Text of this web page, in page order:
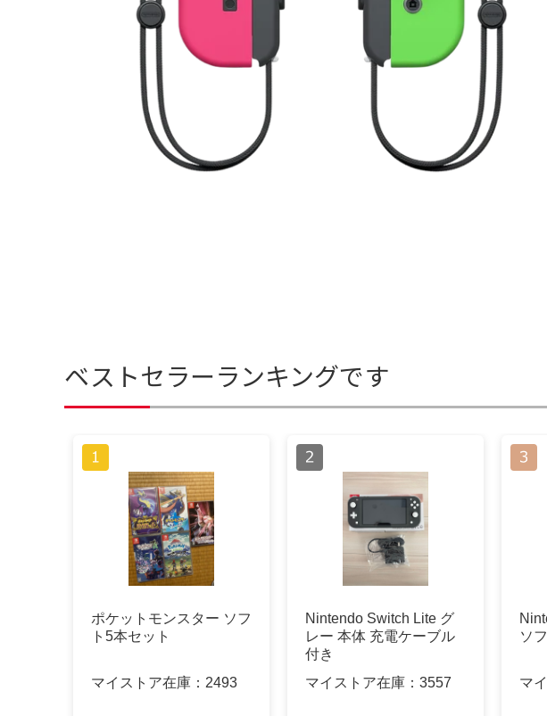
ベストセラーランキングです
ポケットモンスター ソフ
ト5本セット
マイストア在庫： 2493
Nintendo Switch Lite グ
レー 本体 充電ケーブル
付き
マイストア在庫： 3557
ソ
マ